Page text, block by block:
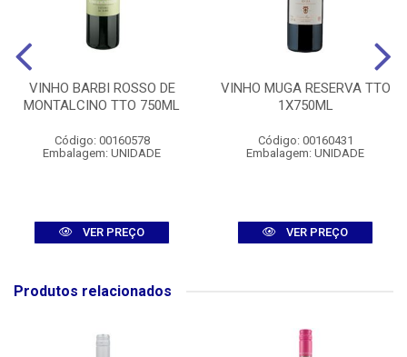
VINHO BARBI ROSSO DE
MONTALCINO TTO 750ML
Código: 00160578
Embalagem: UNIDADE
VER PREÇO
VINHO MUGA RESERVA TTO
1X750ML
Código: 00160431
Embalagem: UNIDADE
VER PREÇO
Produtos relacionados